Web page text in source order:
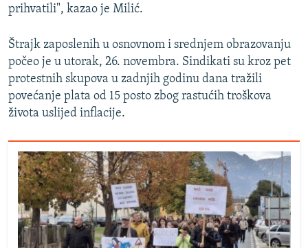
prihvatili", kazao je Milić.
Štrajk zaposlenih u osnovnom i srednjem obrazovanju
počeo je u utorak, 26. novembra. Sindikati su kroz pet
protestnih skupova u zadnjih godinu dana tražili
povećanje plata od 15 posto zbog rastućih troškova
života uslijed inflacije.